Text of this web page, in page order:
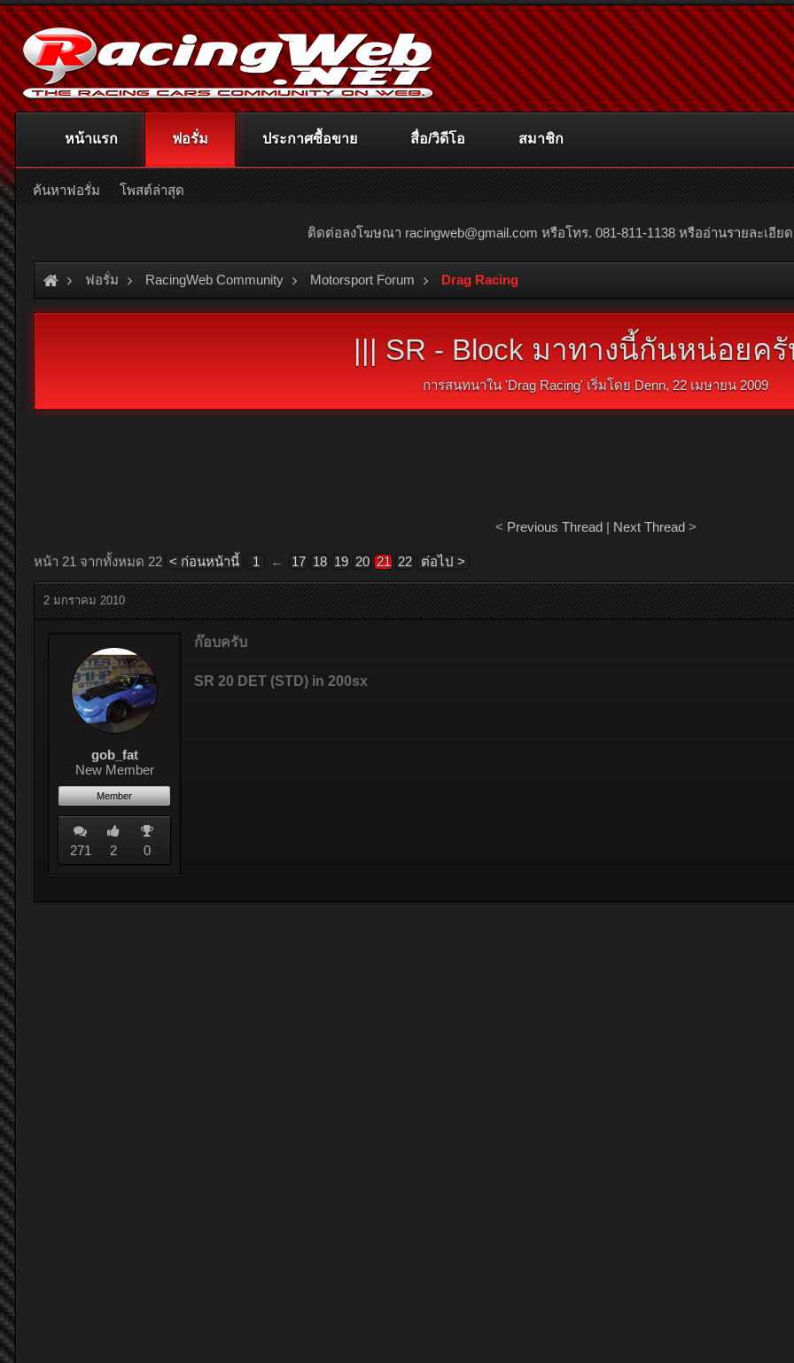
ติดต่อลงโฆษณา racingweb@gmail.com หรือโทร. 081-811-1138 หรืออ่านรายละเอีย
ฟอรั่ม RacingWeb Community Motorsport Forum Drag Racing
||| SR - Block มาทางนี้กันหน่อยค
การสนทนาใน 'Drag Racing' เริ่มโดย Denn, 22 เมษายน 2009
< Previous Thread| Next Thread>
หน้า 21 จากทั้งหมด 22 < ก่อนหน้านี้ 1 ← 17 18 19 20 21 22 ต่อไป >
2 มกราคม 2010
gob_fat
New Member
Member
271 2 0
ก๊อบครับ
SR 20 DET (STD) in 200sx
หน้าแรก ฟอรั่ม
ค้นหาฟอรั่ม โพสต์ล่าสุด
ประกาศซื้อขาย สื่อ/วิดีโอ สมาชิก